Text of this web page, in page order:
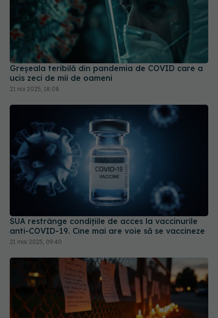
Greșeala teribilă din pandemia de COVID care a
ucis zeci de mii de oameni
21 noi 2025, 18:08
SUA restrânge condiţiile de acces la vaccinurile
anti-COVID-19. Cine mai are voie să se vaccineze
21 mai 2025, 09:40